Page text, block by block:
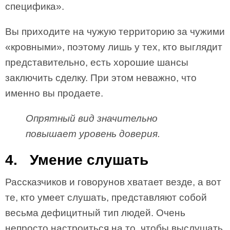
специфика».
Вы приходите на чужую территорию за чужими
«кровными», поэтому лишь у тех, кто выглядит
представительно, есть хорошие шансы
заключить сделку. При этом неважно, что
именно вы продаете.
Опрятный вид значительно
повышает уровень доверия.
4. Умение слушать
Рассказчиков и говорунов хватает везде, а вот
те, кто умеет слушать, представляют собой
весьма дефицитный тип людей. Очень